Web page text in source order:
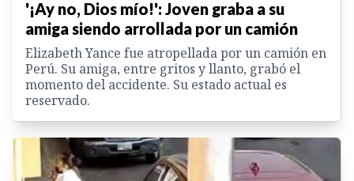
'¡Ay no, Dios mío!': Joven graba a su
amiga siendo arrollada por un camión
Elizabeth Yance fue atropellada por un camión en
Perú. Su amiga, entre gritos y llanto, grabó el
momento del accidente. Su estado actual es
reservado.